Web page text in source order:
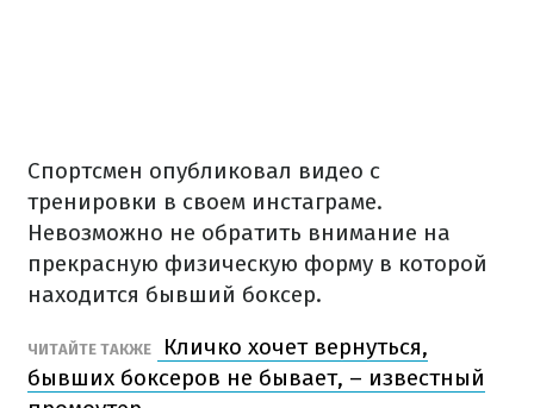
Спортсмен опубликовал видео с
тренировки в своем инстаграме.
Невозможно не обратить внимание на
прекрасную физическую форму в которой
находится бывший боксер.
ЧИТАЙТЕ ТАКЖЕ
Кличко хочет вернуться,
бывших боксеров не бывает, – известный